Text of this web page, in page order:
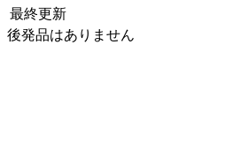
最終更新
後発品はありません